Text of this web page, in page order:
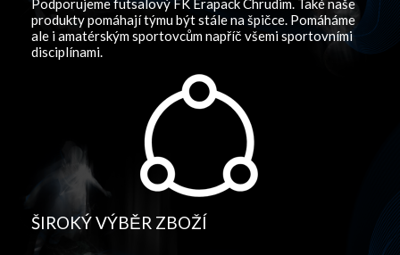
Podporujeme futsalový FK Erapack Chrudim. Také naše
produkty pomáhají týmu být stále na špičce. Pomáháme
ale i amatérským sportovcům napříč všemi sportovními
disciplínami.
ŠIROKÝ VÝBĚR ZBOŽÍ